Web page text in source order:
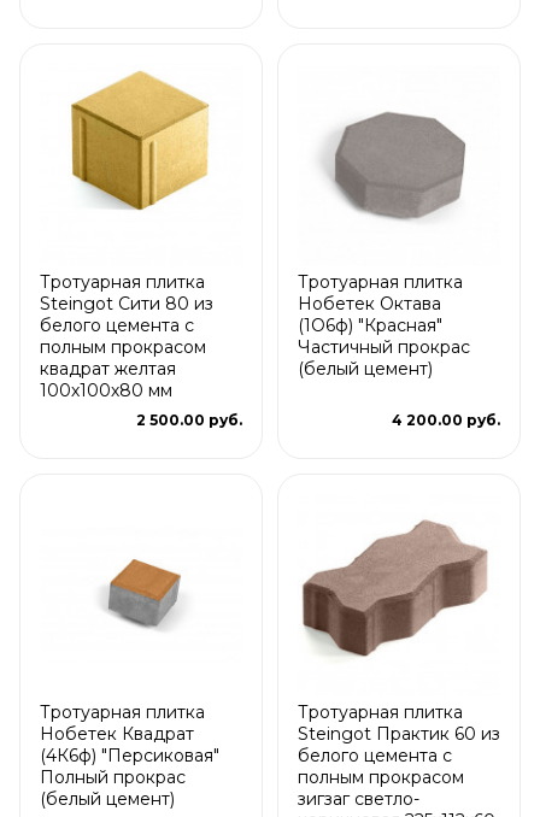
Тротуарная плитка
Steingot Сити 80 из
белого цемента с
полным прокрасом
квадрат желтая
100х100х80 мм
2 500.00 руб.
Тротуарная плитка
Нобетек Октава
(1О6ф) "Красная"
Частичный прокрас
(белый цемент)
4 200.00 руб.
Тротуарная плитка
Нобетек Квадрат
(4К6ф) "Персиковая"
Полный прокрас
(белый цемент)
Тротуарная плитка
Steingot Практик 60 из
белого цемента с
полным прокрасом
зигзаг светло-